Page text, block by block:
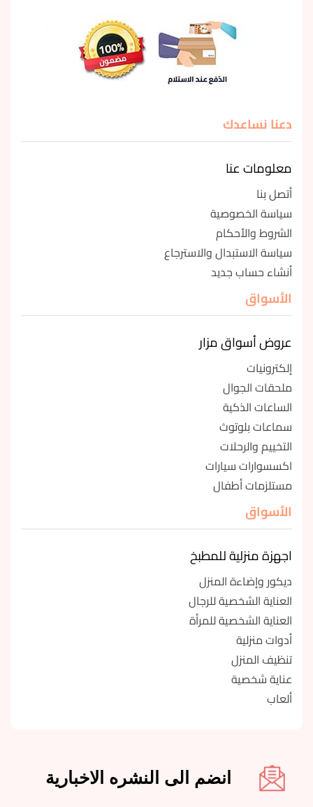
دعنا نساعدك
معلومات عنا
أتصل بنا
سياسة الخصوصية
الشروط والأحكام
سياسة الاستبدال والاسترجاع
أنشاء حساب جديد
الأسواق
عروض أسواق مزار
إلكترونيات
ملحقات الجوال
الساعات الذكية
سماعات بلوتوث
التخييم والرحلات
اكسسوارات سيارات
مستلزمات أطفال
الأسواق
اجهزة منزلية للمطبخ
ديكور وإضاءة المنزل
العناية الشخصية للرجال
العناية الشخصية للمرأة
أدوات منزلية
تنظيف المنزل
عناية شخصية
ألعاب
انضم الى النشره الاخبارية